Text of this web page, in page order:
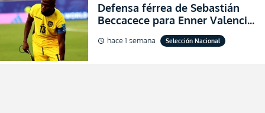
Defensa férrea de Sebastián
Beccacece para Enner Valencia
al indicar que era el hombre
indicado para Ecuador
schedule hace 1 semana Selección Nacional